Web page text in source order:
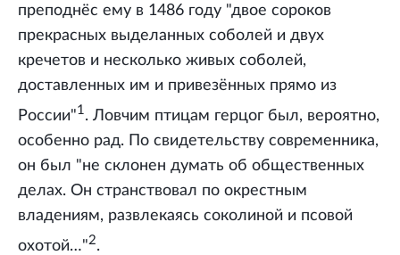
преподнёс ему в 1486 году "двое сороков
прекрасных выделанных соболей и двух
кречетов и несколько живых соболей,
доставленных им и привезённых прямо из
России"1 . Ловчим птицам герцог был, вероятно,
особенно рад. По свидетельству современника,
он был "не склонен думать об общественных
делах. Он странствовал по окрестным
владениям, развлекаясь соколиной и псовой
охотой…"2.